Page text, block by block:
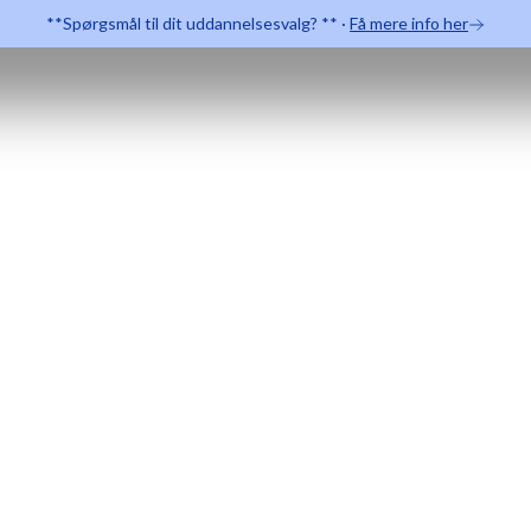
**Spørgsmål til dit uddannelsesvalg? ** · Få mere info her